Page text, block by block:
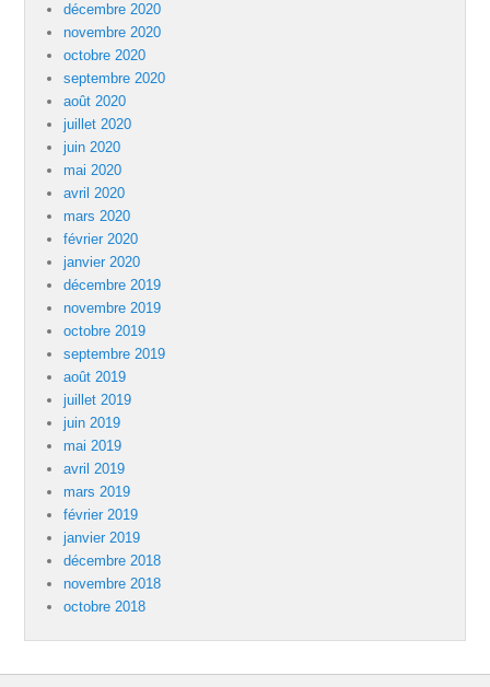
décembre 2020
novembre 2020
octobre 2020
septembre 2020
août 2020
juillet 2020
juin 2020
mai 2020
avril 2020
mars 2020
février 2020
janvier 2020
décembre 2019
novembre 2019
octobre 2019
septembre 2019
août 2019
juillet 2019
juin 2019
mai 2019
avril 2019
mars 2019
février 2019
janvier 2019
décembre 2018
novembre 2018
octobre 2018